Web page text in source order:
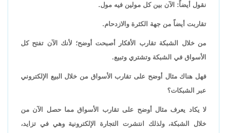
نقول أيضاً: الآن بين كل مولين فيه مول.
تقاربت أيضاً من جهة الكثرة والازدحام.
من خلال الشبكة تقارب الأفكار أصبحت أوضح؛ لأنك الآن تفتح كل
الأسواق في الشبكة وتشتري وتبيع.
فهل هناك مثال أوضح على تقارب الأسواق من خلال البيع الإلكتروني
عبر الشبكات؟
لا يكاد يعرف مثال أوضح على تقارب الأسواق مما حصل الآن من
خلال الشبكة، ولذلك انتشرت التجارة الإلكترونية وهي في تزايد،